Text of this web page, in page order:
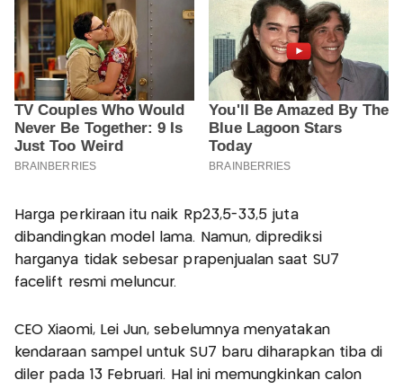
Harga perkiraan itu naik Rp23,5-33,5 juta
dibandingkan model lama. Namun, diprediksi
harganya tidak sebesar prapenjualan saat SU7
facelift resmi meluncur.
CEO Xiaomi, Lei Jun, sebelumnya menyatakan
kendaraan sampel untuk SU7 baru diharapkan tiba di
diler pada 13 Februari. Hal ini memungkinkan calon